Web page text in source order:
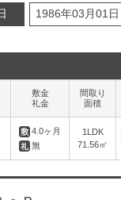
1986年03月01日
敷金
礼金
間取り
面積
4.0ヶ月
無
1LDK
71.56㎡